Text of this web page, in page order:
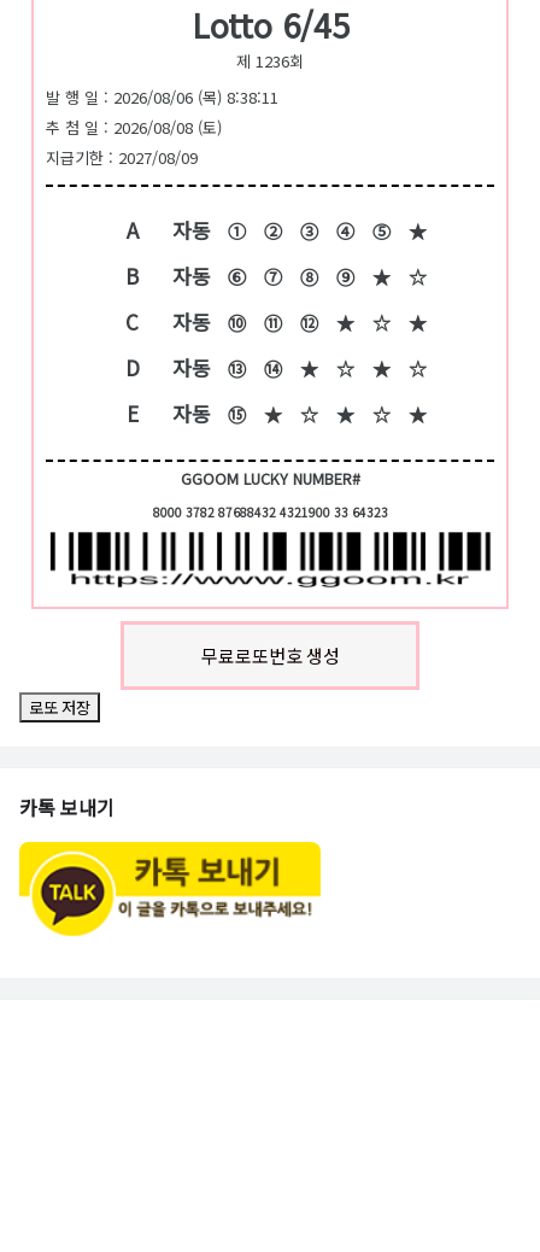
Lotto 6/45
제 1236회
발 행 일 : 2026/08/06 (목) 8:38:11
추 첨 일 : 2026/08/08 (토)
지급기한 : 2027/08/09
A 자동 ① ② ③ ④ ⑤ ★
B 자동 ⑥ ⑦ ⑧ ⑨ ★ ☆
C 자동 ⑩ ⑪ ⑫ ★ ☆ ★
D 자동 ⑬ ⑭ ★ ☆ ★ ☆
E 자동 ⑮ ★ ☆ ★ ☆ ★
GGOOM LUCKY NUMBER#
8000 3782 87688432 4321900 33 64323
무료로또번호 생성
로또 저장
카톡 보내기